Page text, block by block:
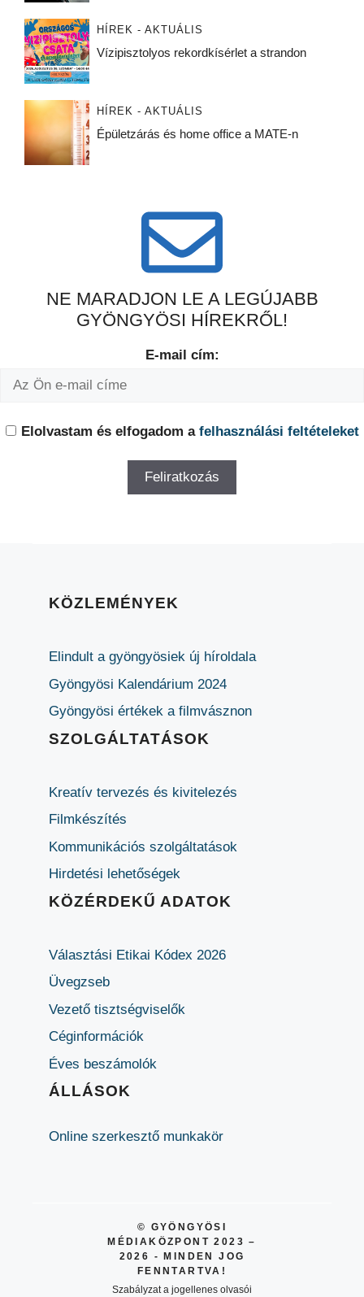
HÍREK - AKTUÁLIS
Vízipisztolyos rekordkísérlet a strandon
HÍREK - AKTUÁLIS
Épületzárás és home office a MATE-n
NE MARADJON LE A LEGÚJABB
GYÖNGYÖSI HÍREKRŐL!
E-mail cím:
Elolvastam és elfogadom a felhasználási feltételeket
KÖZLEMÉNYEK
Elindult a gyöngyösiek új híroldala
Gyöngyösi Kalendárium 2024
Gyöngyösi értékek a filmvásznon
SZOLGÁLTATÁSOK
Kreatív tervezés és kivitelezés
Filmkészítés
Kommunikációs szolgáltatások
Hirdetési lehetőségek
KÖZÉRDEKŰ ADATOK
Választási Etikai Kódex 2026
Üvegzseb
Vezető tisztségviselők
Céginformációk
Éves beszámolók
ÁLLÁSOK
Online szerkesztő munkakör
© GYÖNGYÖSI
MÉDIAKÖZPONT 2023 –
2026 - MINDEN JOG
FENNTARTVA!
Szabályzat a jogellenes olvasói